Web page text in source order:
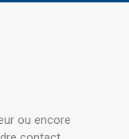
ou encore